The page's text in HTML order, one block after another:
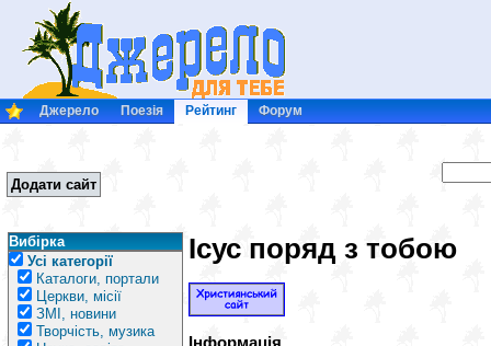
Джерело Поезія Рейтинг Форум
Додати сайт
Вибірка
Усі категорії
Каталоги, портали
Церкви, місії
ЗМІ, новини
Творчість, музика
Ісус поряд з тобою
Інформація